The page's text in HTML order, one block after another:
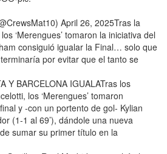
April 26, 2025Tras la
‘Merengues’ tomaron la iniciativa del
consiguió igualar la Final… solo que
por evitar que el tanto se
Y BARCELONA IGUALATras los
los ‘Merengues’ tomaron
y -con un portento de gol- Kylian
(1-1 al 69’), dándole una nueva
sumar su primer título en la